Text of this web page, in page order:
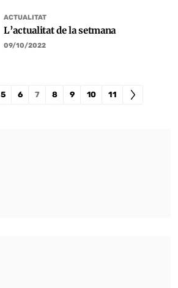
ACTUALITAT
L’actualitat de la setmana
09/10/2022
5 6 7 8 9 10 11